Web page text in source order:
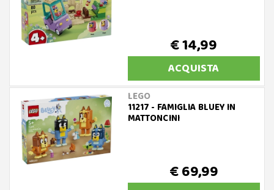
€ 14,99
ACQUISTA
LEGO
11217 - FAMIGLIA BLUEY IN
MATTONCINI
€ 69,99